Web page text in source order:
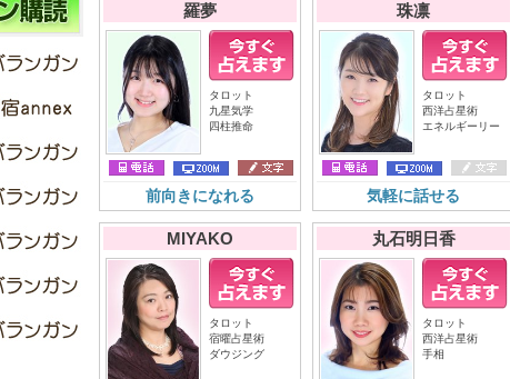
羅夢
タロット
九星気学
四柱推命
前向きになれる
珠凛
タロット
西洋占星術
エネルギーリー
気軽に話せる
MIYAKO
タロット
宿曜占星術
ダウジング
丸石明日香
タロット
西洋占星術
手相